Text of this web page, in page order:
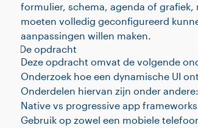
formulier, schema, agenda of
moeten volledig geconfigureerd
aanpassingen willen maken.
De opdracht
Deze opdracht omvat de volgende
Onderzoek hoe een dynamische UI
Onderdelen hiervan zijn onder andere:
Native vs progressive app
Gebruik op zowel een mobiele